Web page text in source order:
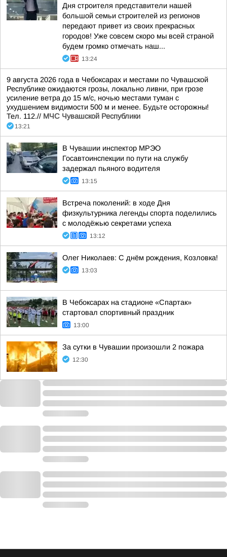
Дня строителя представители нашей
большой семьи строителей из регионов
передают привет из своих прекрасных
городов! Уже совсем скоро мы всей страной
будем громко отмечать наш...
13:24
9 августа 2026 года в Чебоксарах и местами по Чувашской
Республике ожидаются грозы, локально ливни, при грозе
усиление ветра до 15 м/с, ночью местами туман с
ухудшением видимости 500 м и менее. Будьте осторожны!
Тел. 112.// МЧС Чувашской Республики
13:21
В Чувашии инспектор МРЭО
Госавтоинспекции по пути на службу
задержал пьяного водителя
13:15
Встреча поколений: в ходе Дня
физкультурника легенды спорта поделились
с молодёжью секретами успеха
13:12
Олег Николаев: С днём рождения, Козловка!
13:03
В Чебоксарах на стадионе «Спартак»
стартовал спортивный праздник
13:00
За сутки в Чувашии произошли 2 пожара
12:30